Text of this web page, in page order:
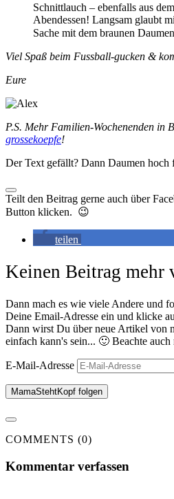
Schnittlauch – ebenfalls aus
Abendessen! Langsam glaubt
Sache mit dem braunen
Viel Spaß beim Fussball-gucken &
Eure
P.S. Mehr Familien-Wochenenden in
grossekoepfe!
Der Text gefällt? Dann Daumen hoch
Teilt den Beitrag gerne auch über
Button klicken. 😉
teilen
Keinen Beitrag mehr
Dann mach es wie viele Andere und
Deine Email-Adresse ein und klicke
Dann wirst Du über neue Artikel von
einfach kann's sein... 🙂 Beachte
E-Mail-Adresse
MamaStehtKopf folgen
COMMENTS (0)
Kommentar verfassen